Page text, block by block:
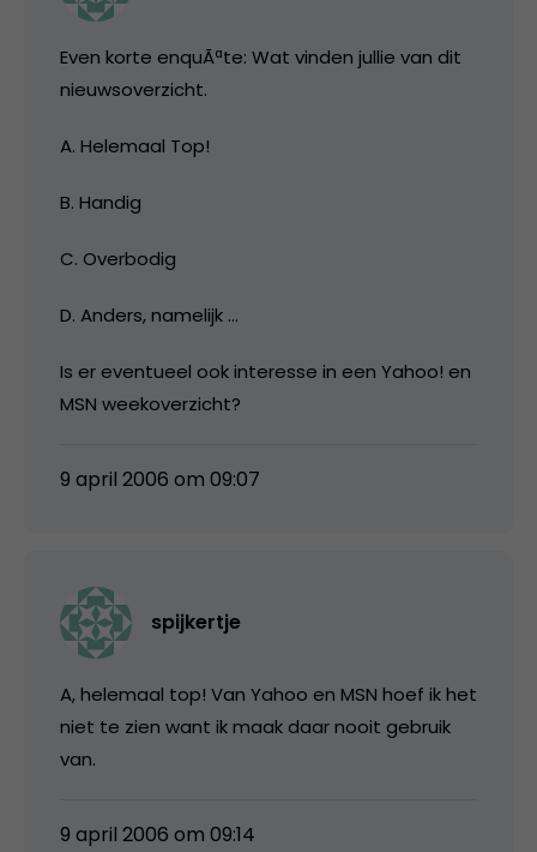
Even korte enquÃªte: Wat vinden jullie van dit
nieuwsoverzicht.
A. Helemaal Top!
B. Handig
C. Overbodig
D. Anders, namelijk …
Is er eventueel ook interesse in een Yahoo! en
MSN weekoverzicht?
9 april 2006 om 09:07
spijkertje
A, helemaal top! Van Yahoo en MSN hoef ik het
niet te zien want ik maak daar nooit gebruik
van.
9 april 2006 om 09:14